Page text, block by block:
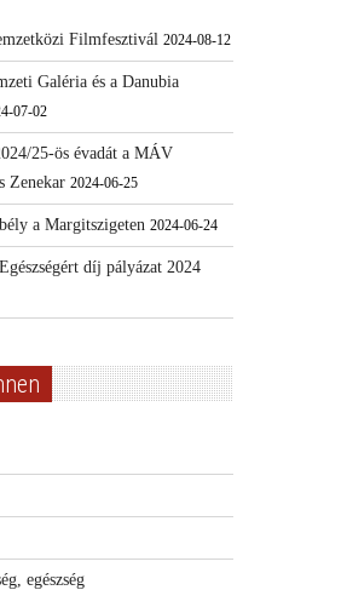
Filmfesztivál 2024-08-12
Galéria és a Danubia
07-02
25-ös évadát a MÁV
Zenekar 2024-06-25
a Margitszigeten 2024-06-24
díj pályázat 2024
egészség